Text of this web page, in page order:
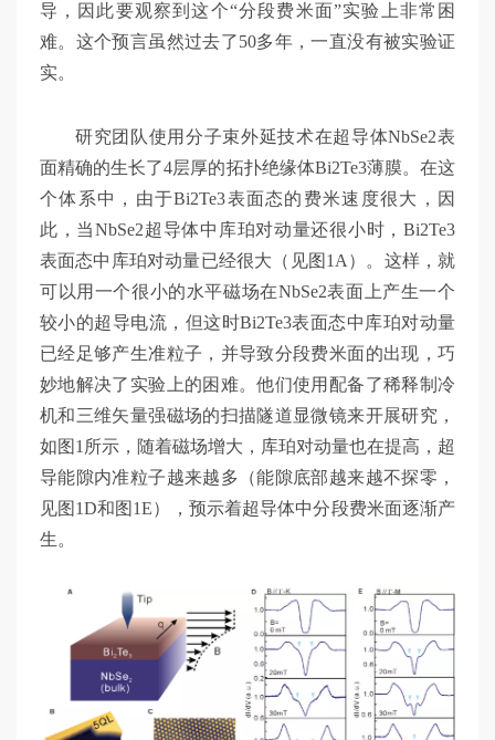
导，因此要观察到这个“分段费米面”实验上非常困
难。这个预言虽然过去了50多年，一直没有被实验证
实。
研究团队使用分子束外延技术在超导体NbSe2表
面精确的生长了4层厚的拓扑绝缘体Bi2Te3薄膜。在这
个体系中，由于Bi2Te3表面态的费米速度很大，因
此，当NbSe2超导体中库珀对动量还很小时，Bi2Te3
表面态中库珀对动量已经很大（见图1A）。这样，就
可以用一个很小的水平磁场在NbSe2表面上产生一个
较小的超导电流，但这时Bi2Te3表面态中库珀对动量
已经足够产生准粒子，并导致分段费米面的出现，巧
妙地解决了实验上的困难。他们使用配备了稀释制冷
机和三维矢量强磁场的扫描隧道显微镜来开展研究，
如图1所示，随着磁场增大，库珀对动量也在提高，超
导能隙内准粒子越来越多（能隙底部越来越不探零，
见图1D和图1E），预示着超导体中分段费米面逐渐产
生。